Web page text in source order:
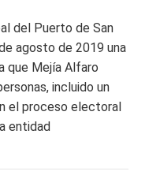
del Puerto de San
agosto de 2019 una
que Mejía Alfaro
incluido un
el proceso electoral
entidad